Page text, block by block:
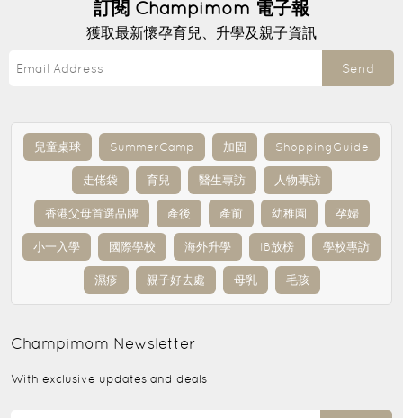
訂閱 Champimom 電子報
獲取最新懷孕育兒、升學及親子資訊
Send
兒童桌球 SummerCamp 加固 ShoppingGuide
走佬袋 育兒 醫生專訪 人物專訪
香港父母首選品牌 產後 產前 幼稚園 孕婦
小一入學 國際學校 海外升學 IB放榜 學校專訪
濕疹 親子好去處 母乳 毛孩
Champimom Newsletter
With exclusive updates and deals